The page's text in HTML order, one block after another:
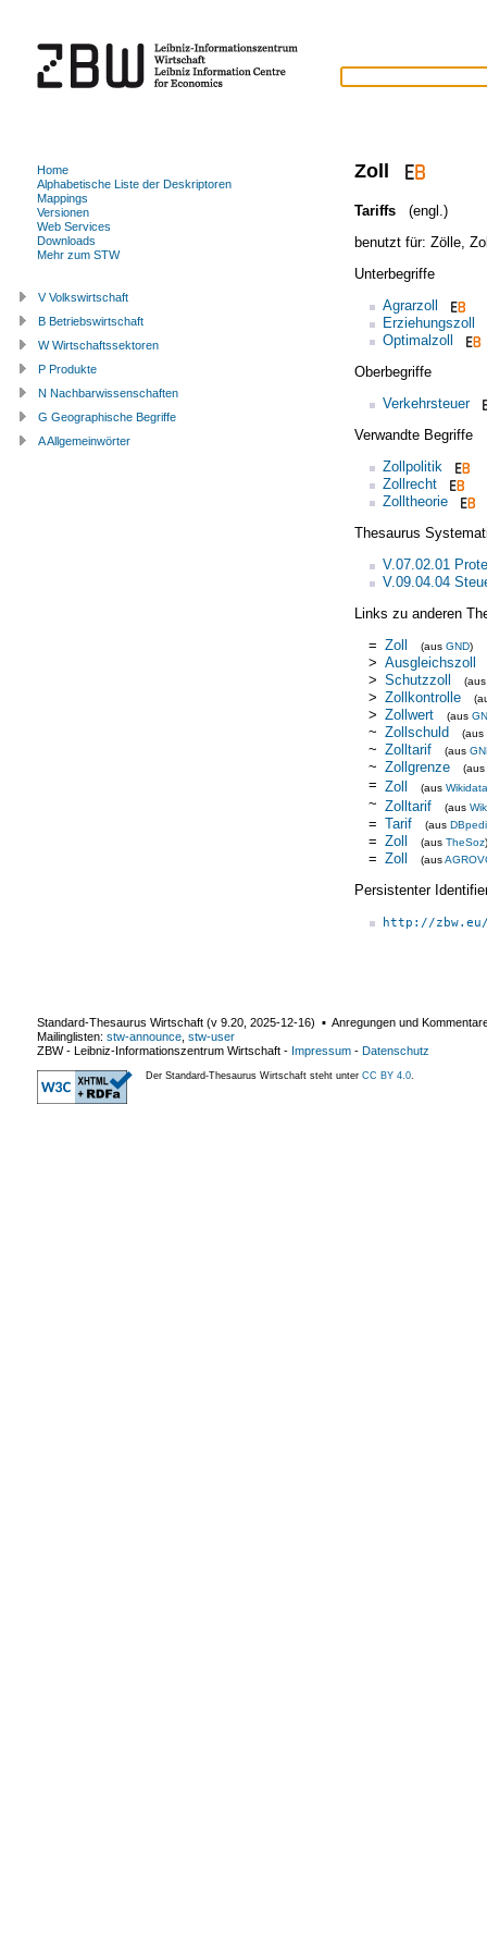
Zoll
Tariffs
(engl.)
benutzt für: Zölle,
Unterbegriffe
Agrarzoll
Erziehungszoll
Optimalzoll
Oberbegriffe
Verkehrsteuer
Verwandte Begriffe
Zollpolitik
Zollrecht
Zolltheorie
Thesaurus
V.07.02.01
V.09.04.04
Links zu anderen
= Zoll (aus GND)
> Ausgleichszoll
> Schutzzoll
> Zollkontrolle
> Zollwert (aus
~ Zollschuld (aus
~ Zolltarif (aus
~ Zollgrenze (aus
= Zoll (aus Wikidata
~ Zolltarif (aus
= Tarif (aus
= Zoll (aus TheSoz)
= Zoll (aus
Persistenter
http://
Home
Alphabetische Liste der Deskriptoren
Mappings
Versionen
Web Services
Downloads
Mehr zum STW
V Volkswirtschaft
B Betriebswirtschaft
W Wirtschaftssektoren
P Produkte
N Nachbarwissenschaften
G Geographische Begriffe
A Allgemeinwörter
Standard-Thesaurus Wirtschaft (v 9.20 2025-12-16) ▪ Anregungen und
Mailinglisten: stw-announce stw-user
ZBW - Leibniz-Informationszentrum Wirtschaft - Impressum - Datenschutz
Der Standard-Thesaurus Wirtschaft steht unter CC BY 4.0